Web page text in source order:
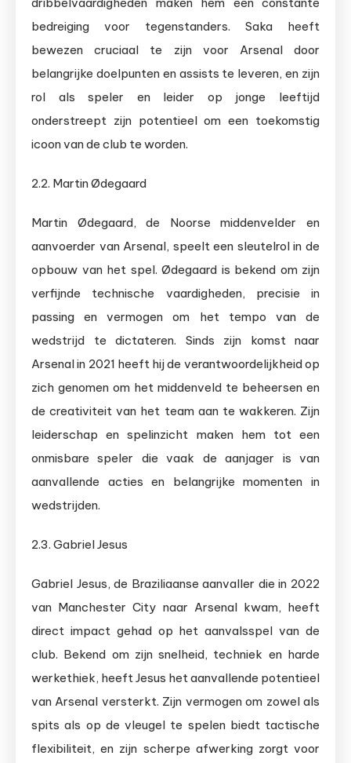
bedreiging voor tegenstanders. Saka heeft
bewezen cruciaal te zijn voor Arsenal door
belangrijke doelpunten en assists te leveren, en zijn
rol als speler en leider op jonge leeftijd
onderstreept zijn potentieel om een toekomstig
icoon van de club te worden.
2.2. Martin Ødegaard
Martin Ødegaard, de Noorse middenvelder en
aanvoerder van Arsenal, speelt een sleutelrol in de
opbouw van het spel. Ødegaard is bekend om zijn
verfijnde technische vaardigheden, precisie in
passing en vermogen om het tempo van de
wedstrijd te dictateren. Sinds zijn komst naar
Arsenal in 2021 heeft hij de verantwoordelijkheid op
zich genomen om het middenveld te beheersen en
de creativiteit van het team aan te wakkeren. Zijn
leiderschap en spelinzicht maken hem tot een
onmisbare speler die vaak de aanjager is van
aanvallende acties en belangrijke momenten in
wedstrijden.
2.3. Gabriel Jesus
Gabriel Jesus, de Braziliaanse aanvaller die in 2022
van Manchester City naar Arsenal kwam, heeft
direct impact gehad op het aanvalsspel van de
club. Bekend om zijn snelheid, techniek en harde
werkethiek, heeft Jesus het aanvallende potentieel
van Arsenal versterkt. Zijn vermogen om zowel als
spits als op de vleugel te spelen biedt tactische
flexibiliteit, en zijn scherpe afwerking zorgt voor